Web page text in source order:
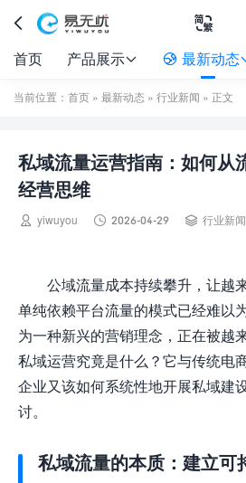
 
首页 产品展示  最新动态
当前位置： 首页 » 最新动态 » 行业新闻 » 正文
私域流量运营指南：如何从
经营思维
 yiwuyou  2026-04-29  行业新闻
公域流量成本持续攀升，让越
单纯依赖平台流量的模式已经难以
为一种新兴的营销理念，正在被越
私域运营究竟是什么？它与传统电
企业又该如何系统性地开展私域建
讨。
私域流量的本质：建立可